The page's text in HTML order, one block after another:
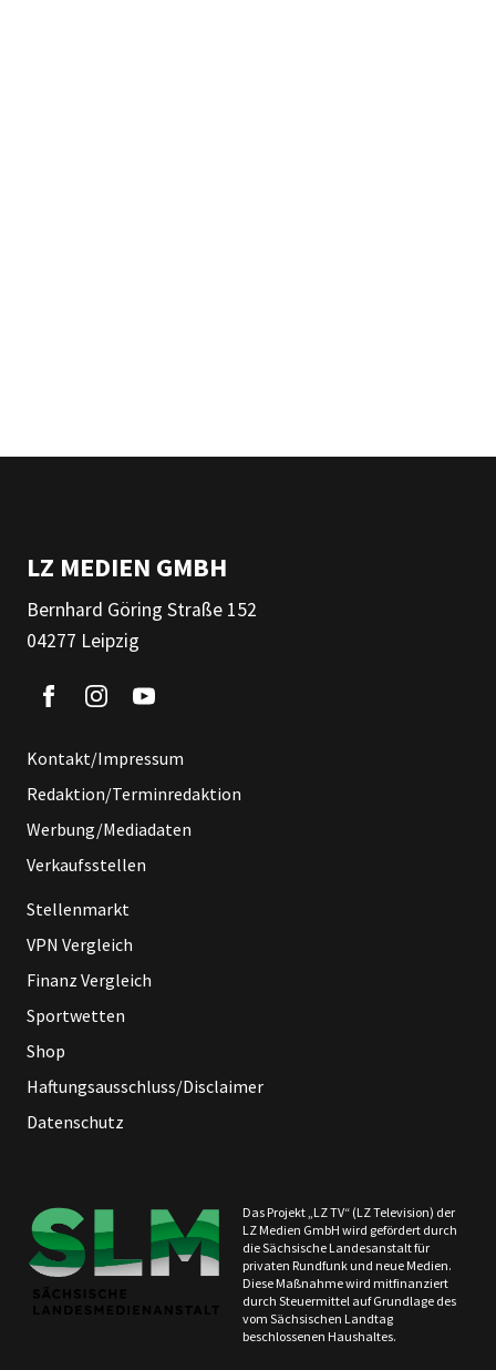
LZ MEDIEN GMBH
Bernhard Göring Straße 152
04277 Leipzig
Kontakt/Impressum
Redaktion/Terminredaktion
Werbung/Mediadaten
Verkaufsstellen
Stellenmarkt
VPN Vergleich
Finanz Vergleich
Sportwetten
Shop
Haftungsausschluss/Disclaimer
Datenschutz
Das Projekt „LZ TV“ (LZ Television) der
LZ Medien GmbH wird gefördert durch
die Sächsische Landesanstalt für
privaten Rundfunk und neue Medien.
Diese Maßnahme wird mitfinanziert
durch Steuermittel auf Grundlage des
vom Sächsischen Landtag
beschlossenen Haushaltes.